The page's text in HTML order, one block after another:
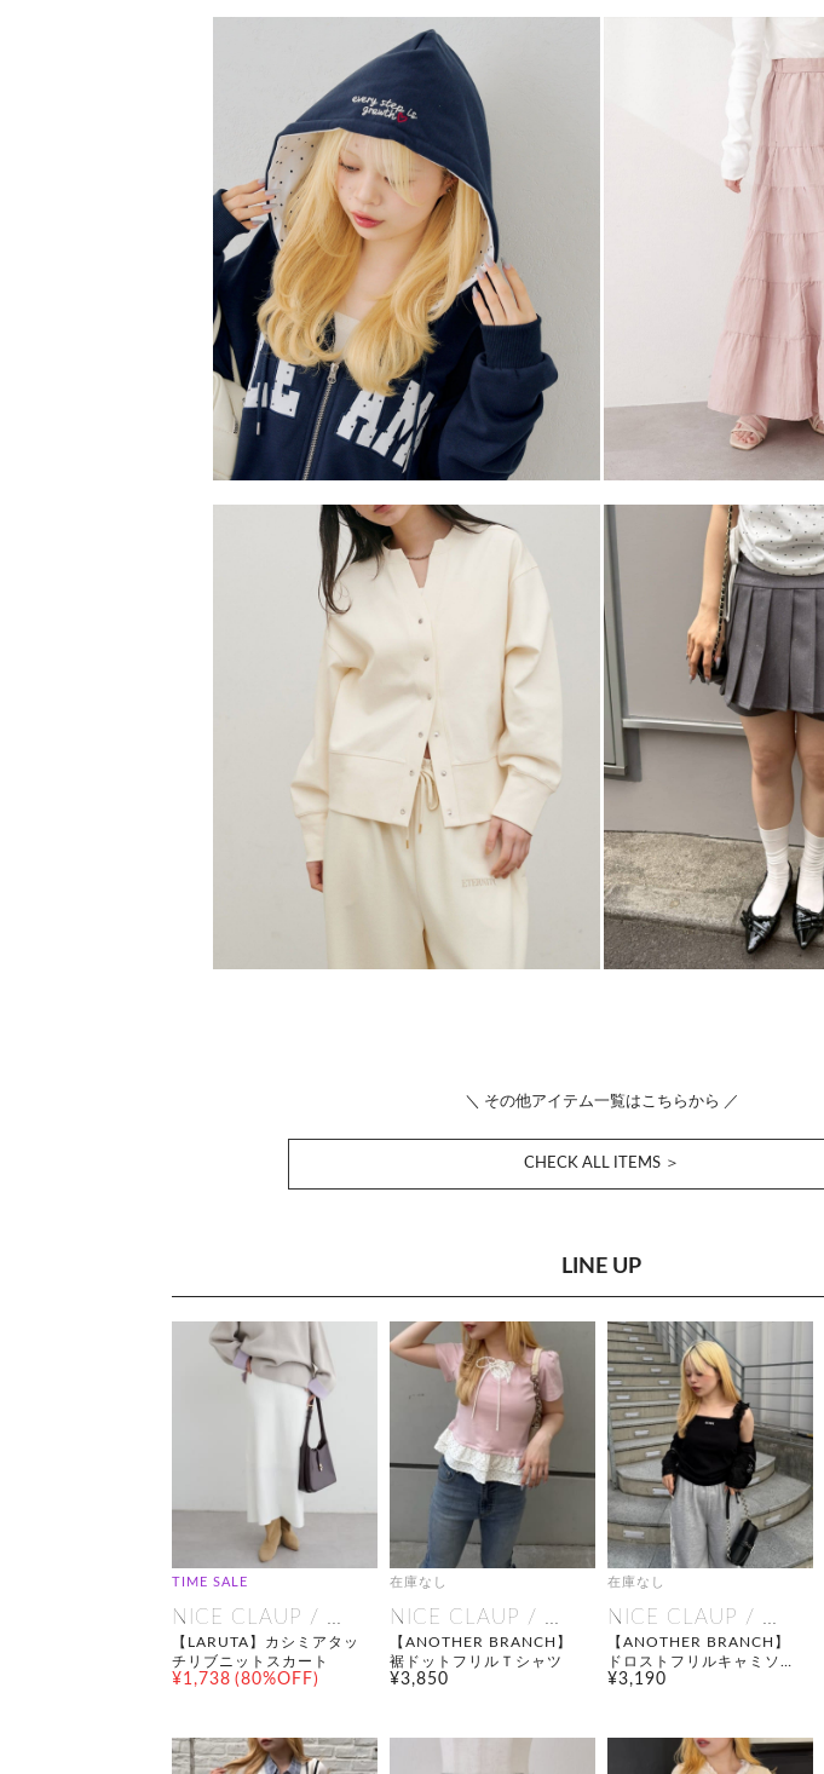
＼ その他アイテム一覧はこちらから ／
CHECK ALL ITEMS ＞
LINE UP
TIME SALE
【LARUTA】カシミアタッ
チリブニットスカート
¥1,738 (80%OFF)
在庫なし
【ANOTHER BRANCH】
裾ドットフリルＴシャツ
¥3,850
在庫なし
【ANOTHER BRANCH】
ドロストフリルキャミソー
ル
¥3,190